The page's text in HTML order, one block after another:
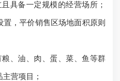
且具备一定规模的经营场所；
，平价销售区场地面积原则
粮、油、肉、蛋、菜、鱼等群
营项目；